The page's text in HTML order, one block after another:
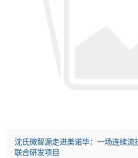
沈氏微智源走进美诺华：一场连续流
联合研发项目